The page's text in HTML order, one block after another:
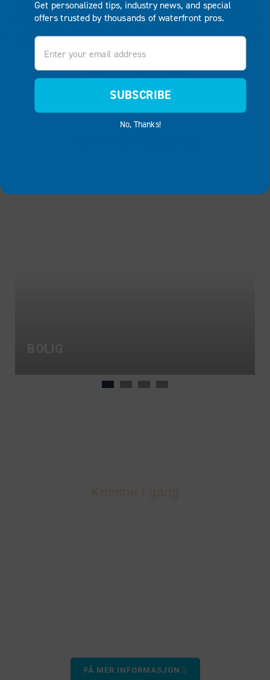
for kajakker eller en badebrygge for hjemmet ditt ved
innsjøen, kan vi hjelpe deg med å designe den nøyaktige
bryggen for dine behov.Kontakt oss i dag for å lære mer!
KONTAKT OSS
Komme i gang
FÅ MER INFORMASJON
Get personalized tips, industry news, and special
offers trusted by thousands of waterfront pros.
Email
SUBSCRIBE
No, Thanks!